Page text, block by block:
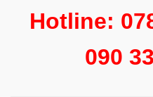
Hotline:
090